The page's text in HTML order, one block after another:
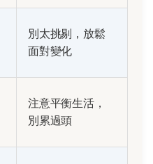
別太挑剔，放鬆
面對變化
注意平衡生活，
別累過頭